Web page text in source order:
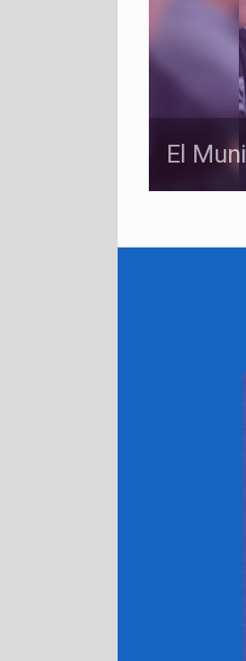
El